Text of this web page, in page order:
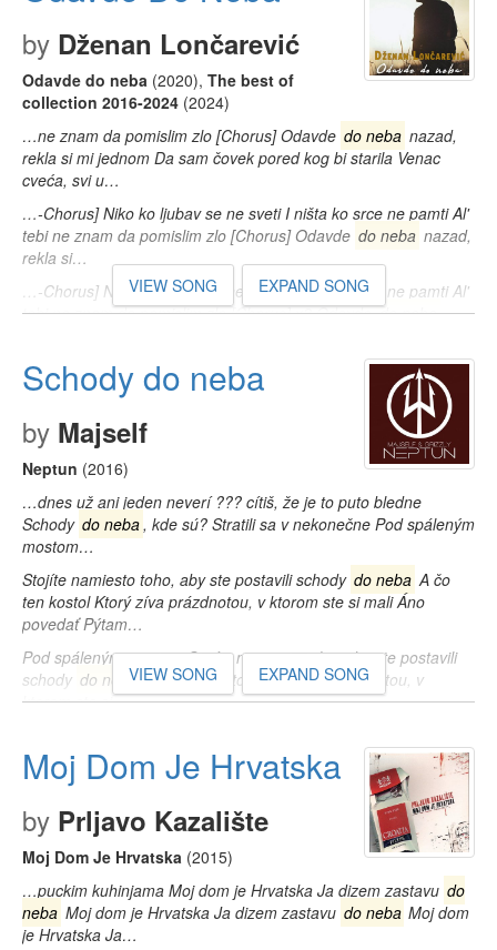
by Dženan Lončarević
Odavde do neba (2020), The best of
collection 2016-2024 (2024)
…ne znam da pomislim zlo [Chorus] Odavde do neba nazad,
rekla si mi jednom Da sam čovek pored kog bi starila Venac
cveća, svi u…
…-Chorus] Niko ko ljubav se ne sveti I ništa ko srce ne pamti Al'
tebi ne znam da pomislim zlo [Chorus] Odavde do neba nazad,
rekla si…
…-Chorus] Niko ko ljubav se ne sveti I ništa ko srce ne pamti Al'
tebi ne znam da pomislim zlo [Chorus] x2 Odavdedo neba
VIEW SONG EXPAND SONG
Schody do neba
by Majself
Neptun (2016)
…dnes už ani jeden neverí ??? cítiš, že je to puto bledne
Schody do neba, kde sú? Stratili sa v nekonečne Pod spáleným
mostom…
Stojíte namiesto toho, aby ste postavili schody do neba A čo
ten kostol Ktorý zíva prázdnotou, v ktorom ste si mali Áno
povedať Pýtam…
Pod spáleným mostom Stojíte namiesto toho, aby ste postavili
schody do nebaA čo ten kostol Ktorý zíva prázdnotou, v
ktorom ste si…
VIEW SONG EXPAND SONG
Moj Dom Je Hrvatska
by Prljavo Kazalište
Moj Dom Je Hrvatska (2015)
…puckim kuhinjama Moj dom je Hrvatska Ja dizem zastavu do
neba Moj dom je Hrvatska Ja dizem zastavu do neba Moj dom
je Hrvatska Ja…